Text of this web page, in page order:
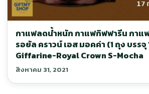
กาแฟลดน้ำหนัก กาแฟกิฟฟารีน กาแ
รอยัล คราวน์ เอส มอคค่า (1 ถุง บรรจุ
Giffarine-Royal Crown S-Mocha
สิงหาคม 31, 2021